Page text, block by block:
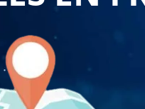
les
et de valorisation des
à mettre en œuvre des
à optimiser les processus de
les déchets destinés à